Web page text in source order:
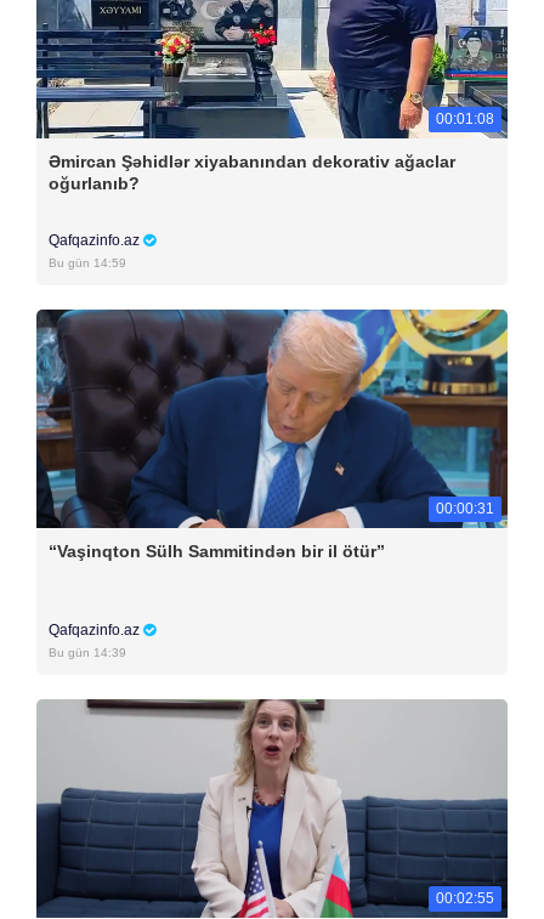
00:01:08
Əmircan Şəhidlər xiyabanından dekorativ ağaclar
oğurlanıb?
Qafqazinfo.az
Bu gün 14:59
00:00:31
“Vaşinqton Sülh Sammitindən bir il ötür”
Qafqazinfo.az
Bu gün 14:39
00:02:55